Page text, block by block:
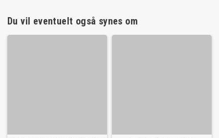
Du vil eventuelt også synes om